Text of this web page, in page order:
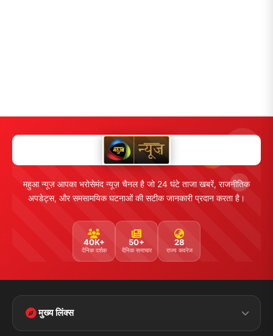
महुआ न्यूज़ आपका भरोसेमंद न्यूज़ चैनल है जो 24 घंटे ताजा खबरें, राजनीतिक
अपडेट्स, और समसामयिक घटनाओं की सटीक जानकारी प्रदान करता है।
40K+
दैनिक दर्शक
50+
दैनिक समाचार
28
राज्य कवरेज
मुख्य लिंक्स